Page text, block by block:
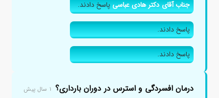
جناب آقای دکتر هادی عباسیپاسخ دادند.
پاسخ دادند.
پاسخ دادند.
درمان افسردگی و استرس در دوران بارداری؟ ۱ سال پیش